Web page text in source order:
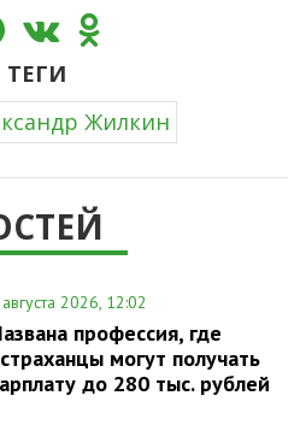
ТЕГИ
Жилкин
2026, 12:02
профессия, где
могут получать
до 280 тыс. рублей